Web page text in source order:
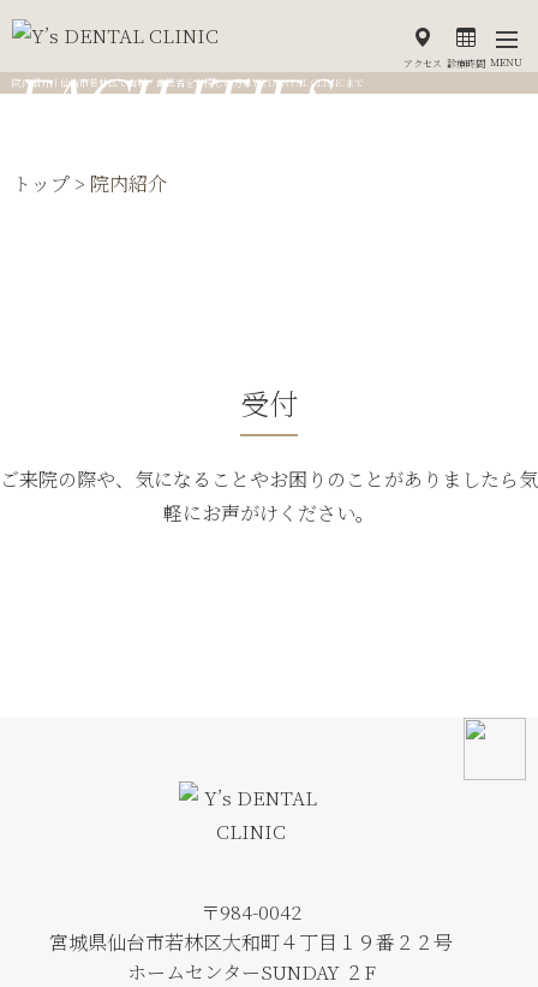
アクセス 診療時間 MENU
院内紹介｜仙台市若林区で歯科・歯医者をお探しの方はY’s DENTAL CLINICまで
FACILITIES
トップ > 院内紹介
受付
ご来院の際や、気になることやお困りのことがありましたら気
軽にお声がけください。
〒984-0042
宮城県仙台市若林区大和町４丁目１９番２２号
ホームセンターSUNDAY ２F